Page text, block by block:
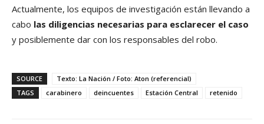
Actualmente, los equipos de investigación están llevando a
cabo las diligencias necesarias para esclarecer el caso
y posiblemente dar con los responsables del robo.
SOURCE
Texto: La Nación / Foto: Aton (referencial)
TAGS
carabinero deincuentes Estación Central retenido